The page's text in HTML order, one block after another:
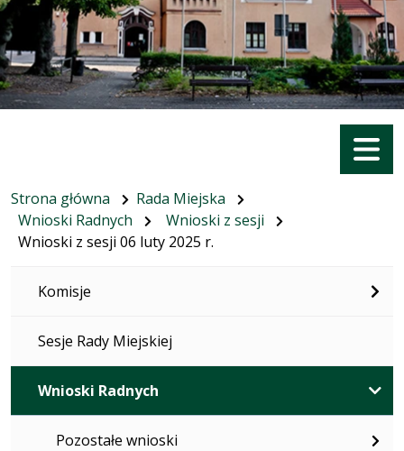
Menu
Strona główna
Rada Miejska
Wnioski Radnych
Wnioski z sesji
Wnioski z sesji 06 luty 2025 r.
Komisje
Sesje Rady Miejskiej
Wnioski Radnych
Pozostałe wnioski